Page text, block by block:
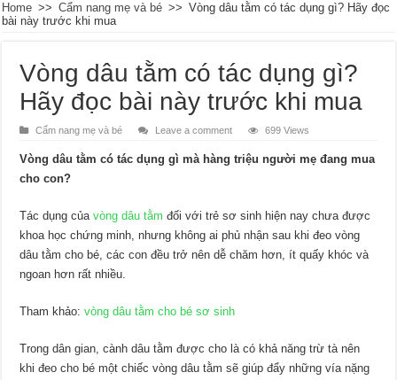
Home >> Cẩm nang mẹ và bé >> Vòng dâu tằm có tác dụng gì? Hãy đọc
bài này trước khi mua
Vòng dâu tằm có tác dụng gì?
Hãy đọc bài này trước khi mua
Cẩm nang mẹ và bé Leave a comment 699 Views
Vòng dâu tằm có tác dụng gì mà hàng triệu người mẹ đang mua
cho con?
Tác dụng củavòng dâu tằm đối với trẻ sơ sinh hiện nay chưa được
khoa học chứng minh, nhưng không ai phủ nhận sau khi đeo vòng
dâu tằm cho bé, các con đều trở nên dễ chăm hơn, ít quấy khóc và
ngoan hơn rất nhiều.
Tham khảo:vòng dâu tằm cho bé sơ sinh
Trong dân gian, cành dâu tằm được cho là có khả năng trừ tà nên
khi đeo cho bé một chiếc vòng dâu tằm sẽ giúp đẩy những vía nặng